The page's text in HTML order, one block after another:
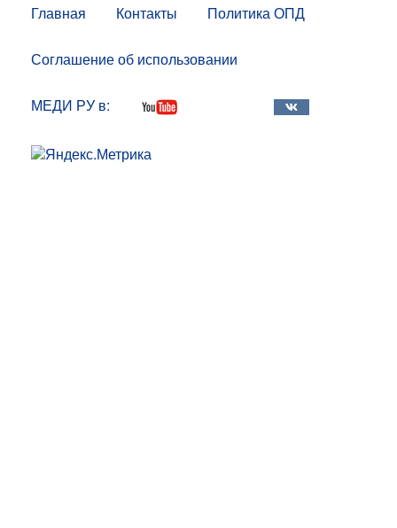
Главная Контакты Политика ОПД
Соглашение об использовании
МЕДИ РУ в: